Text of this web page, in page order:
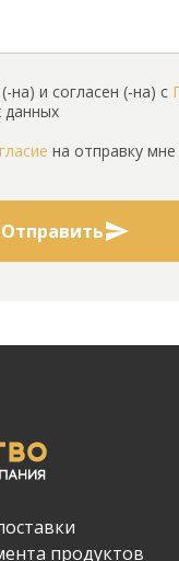
на) и согласен (-на) с
данных
на отправку
Отправить
продуктов